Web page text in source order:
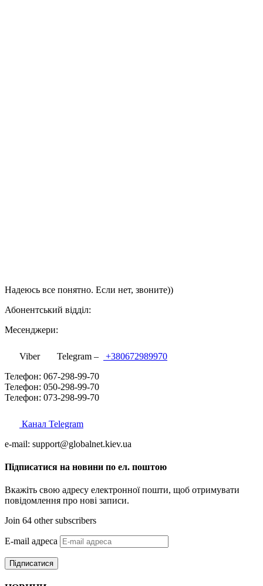
Надеюсь все понятно. Если нет, звоните))
Абонентський відділ:
Месенджери:
Viber Telegram –
+380672989970
Телефон: 067-298-99-70
Телефон: 050-298-99-70
Телефон: 073-298-99-70
Канал Telegram
e-mail: support@globalnet.kiev.ua
Підписатися на новини по ел. поштою
Вкажіть свою адресу електронної пошти, щоб отримувати
повідомлення про нові записи.
Join 64 other subscribers
E-mail адреса
Підписатися